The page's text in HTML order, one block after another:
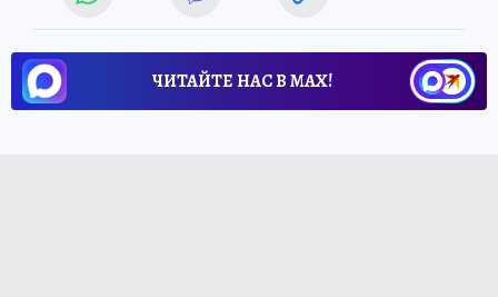
ЧИТАЙТЕ НАС В МАХ!